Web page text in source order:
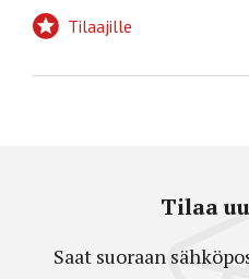
Tilaajille
Tilaa
Saat suoraan